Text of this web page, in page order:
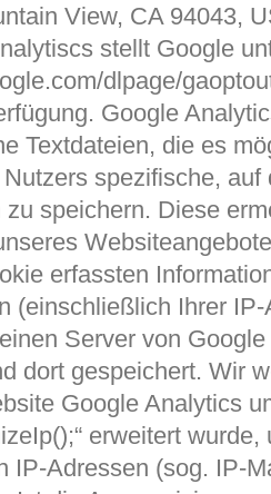
View, CA 94043,
stellt Google
dlpage/
Google
Textdateien, die es
spezifische, auf
zu speichern. Diese
erfassten
(einschließlich Ihrer
Server von
dort gespeichert. Wir
Google Analytics
erweitert
IP-Adressen (sog. IP-